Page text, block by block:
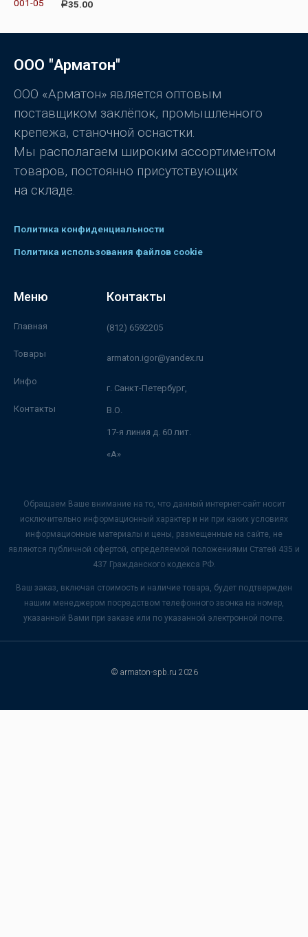
и
О
и
з
Р35.00
ООО "Арматон"
ООО «Арматон» является оптовым
поставщиком заклёпок, промышленного
крепежа, станочной оснастки.
Мы располагаем широким ассортиментом
товаров, постоянно присутствующих
на складе.
Политика конфиденциальности
Политика использования файлов cookie
Меню
Главная
Товары
Инфо
Контакты
Контакты
(812) 6592205
armaton.igor@yandex.ru
г. Санкт-Петербург,
В.О.
17-я линия д. 60 лит.
«А»
Обращаем Ваше внимание на то, что данный интернет-сайт носит
исключительно информационный характер и ни при каких условиях
информационные материалы и цены, размещенные на сайте, не
являются публичной офертой, определяемой положениями Статей 435 и
437 Гражданского кодекса РФ.
Ваш заказ, включая стоимость и наличие товара, будет подтвержден
нашим менеджером посредством телефонного звонка на номер,
указанный Вами при заказе или по указанной электронной почте.
© armaton-spb.ru 2026